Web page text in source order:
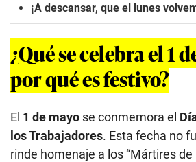
¡A descansar, que el lunes
¿Qué se celebra el 1
por qué es festivo?
El 1 de mayo se conmemora el
los Trabajadores. Esta fecha no
rinde homenaje a los “Mártires de